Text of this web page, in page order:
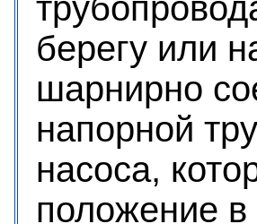
берегу или
шарнирно
напорной
насоса,
положение в